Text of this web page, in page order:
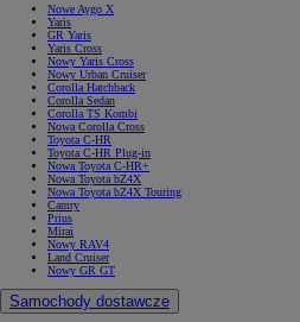
Nowe Aygo X
Yaris
GR Yaris
Yaris Cross
Nowy Yaris Cross
Nowy Urban Cruiser
Corolla Hatchback
Corolla Sedan
Corolla TS Kombi
Nowa Corolla Cross
Toyota C-HR
Toyota C-HR Plug-in
Nowa Toyota C-HR+
Nowa Toyota bZ4X
Nowa Toyota bZ4X Touring
Camry
Prius
Mirai
Nowy RAV4
Land Cruiser
Nowy GR GT
Samochody dostawcze